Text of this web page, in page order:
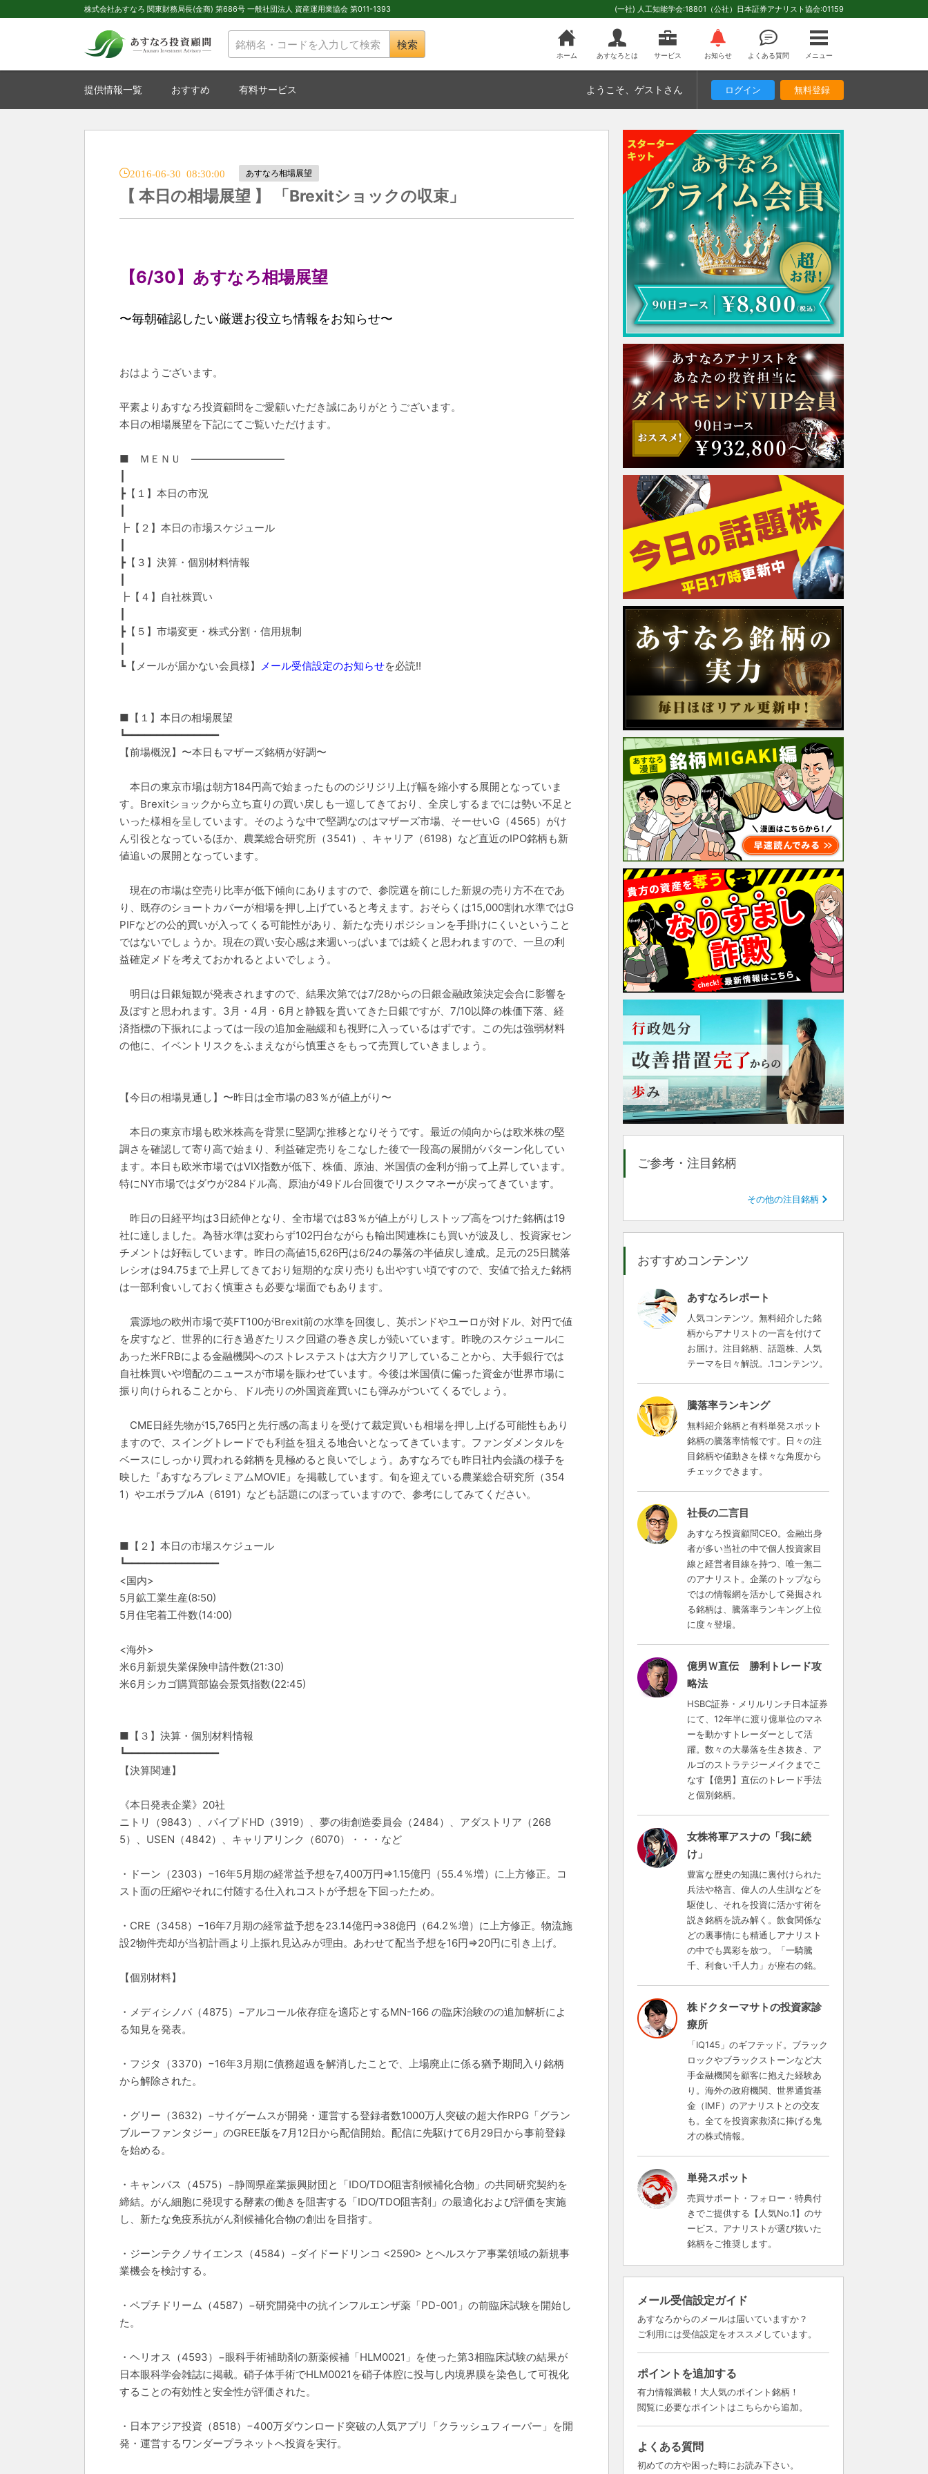
株式会社あすなろ 関東財務局長(金商) 第686号 一般社団法人 資産運用業協会 第011-1393 (一社) 人工知能学会:18801（公社）日本証券アナリスト協会:01159
検索
ホーム あすなろとは サービス お知らせ よくある質問 メニュー
提供情報一覧 おすすめ 有料サービス ようこそ 、ゲストさん ログイン 無料登録
2016-06-30 08:30:00 あすなろ相場展望
【 本日の相場展望 】 「Brexitショックの収束」
【6/30】あすなろ相場展望
〜毎朝確認したい厳選お役立ち情報をお知らせ〜
おはようございます。
平素よりあすなろ投資顧問をご愛顧いただき誠にありがとうございます。
本日の相場展望を下記にてご覧いただけます。
■ ＭＥＮＵ ―――――――――
┣【１】本日の市況
┣【２】本日の市場スケジュール
┣【３】決算・個別材料情報
┣【４】自社株買い
┣【５】市場変更・株式分割・信用規制
┗【メールが届かない会員様】 メール受信設定のお知らせを必読!!
■【１】本日の相場展望
┗━━━━━━━━━━━━━━━
【前場概況】〜本日もマザーズ銘柄が好調〜
本日の東京市場は朝方184円高で始まったもののジリジリ上げ幅を縮小する展開となっていま
す。Brexitショックから立ち直りの買い戻しも一巡してきており、全戻しするまでには勢い不足と
いった様相を呈しています。そのような中で堅調なのはマザーズ市場、そーせいG（4565）がけ
ん引役となっているほか、農業総合研究所（3541）、キャリア（6198）など直近のIPO銘柄も新
値追いの展開となっています。
現在の市場は空売り比率が低下傾向にありますので、参院選を前にした新規の売り方不在であ
り、既存のショートカバーが相場を押し上げていると考えます。おそらくは15,000割れ水準ではG
PIFなどの公的買いが入ってくる可能性があり、新たな売りポジションを手掛けにくいということ
ではないでしょうか。現在の買い安心感は来週いっぱいまでは続くと思われますので、一旦の利
益確定メドを考えておかれるとよいでしょう。
明日は日銀短観が発表されますので、結果次第では7/28からの日銀金融政策決定会合に影響を
及ぼすと思われます。3月・4月・6月と静観を貫いてきた日銀ですが、7/10以降の株価下落、経
済指標の下振れによっては一段の追加金融緩和も視野に入っているはずです。この先は強弱材料
の他に、イベントリスクをふまえながら慎重さをもって売買していきましょう。
【今日の相場見通し】〜昨日は全市場の83％が値上がり〜
本日の東京市場も欧米株高を背景に堅調な推移となりそうです。最近の傾向からは欧米株の堅
調さを確認して寄り高で始まり、利益確定売りをこなした後で一段高の展開がパターン化してい
ます。本日も欧米市場ではVIX指数が低下、株価、原油、米国債の金利が揃って上昇しています。
特にNY市場ではダウが284ドル高、原油が49ドル台回復でリスクマネーが戻ってきています。
昨日の日経平均は3日続伸となり、全市場では83％が値上がりしストップ高をつけた銘柄は19
社に達しました。為替水準は変わらず102円台ながらも輸出関連株にも買いが波及し、投資家セン
チメントは好転しています。昨日の高値15,626円は6/24の暴落の半値戻し達成。足元の25日騰落
レシオは94.75まで上昇してきており短期的な戻り売りも出やすい頃ですので、安値で拾えた銘柄
は一部利食いしておく慎重さも必要な場面でもあります。
震源地の欧州市場で英FT100がBrexit前の水準を回復し、英ポンドやユーロが対ドル、対円で値
を戻すなど、世界的に行き過ぎたリスク回避の巻き戻しが続いています。昨晩のスケジュールに
あった米FRBによる金融機関へのストレステストは大方クリアしていることから、大手銀行では
自社株買いや増配のニュースが市場を賑わせています。今後は米国債に偏った資金が世界市場に
振り向けられることから、ドル売りの外国資産買いにも弾みがついてくるでしょう。
CME日経先物が15,765円と先行感の高まりを受けて裁定買いも相場を押し上げる可能性もあり
ますので、スイングトレードでも利益を狙える地合いとなってきています。ファンダメンタルを
ベースにしっかり買われる銘柄を見極めると良いでしょう。あすなろでも昨日社内会議の様子を
映した『あすなろプレミアムMOVIE』を掲載しています。旬を迎えている農業総合研究所（354
1）やエボラブルA（6191）なども話題にのぼっていますので、参考にしてみてください。
■【２】本日の市場スケジュール
┗━━━━━━━━━━━━━━━
<国内>
5月鉱工業生産(8:50)
5月住宅着工件数(14:00)
<海外>
米6月新規失業保険申請件数(21:30)
米6月シカゴ購買部協会景気指数(22:45)
■【３】決算・個別材料情報
┗━━━━━━━━━━━━━━━
【決算関連】
《本日発表企業》20社
ニトリ（9843）、パイプドHD（3919）、夢の街創造委員会（2484）、アダストリア（268
5）、USEN（4842）、キャリアリンク（6070）・・・など
・ドーン（2303）−16年5月期の経常益予想を7,400万円⇒1.15億円（55.4％増）に上方修正。コ
スト面の圧縮やそれに付随する仕入れコストが予想を下回ったため。
・CRE（3458）−16年7月期の経常益予想を23.14億円⇒38億円（64.2％増）に上方修正。物流施
設2物件売却が当初計画より上振れ見込みが理由。あわせて配当予想を16円⇒20円に引き上げ。
【個別材料】
・メディシノバ（4875）−アルコール依存症を適応とするMN-166 の臨床治験のの追加解析によ
る知見を発表。
・フジタ（3370）−16年3月期に債務超過を解消したことで、上場廃止に係る猶予期間入り銘柄
から解除された。
・グリー（3632）−サイゲームスが開発・運営する登録者数1000万人突破の超大作RPG「グラン
ブルーファンタジー」のGREE版を7月12日から配信開始。配信に先駆けて6月29日から事前登録
を始める。
・キャンバス（4575）−静岡県産業振興財団と「IDO/TDO阻害剤候補化合物」の共同研究契約を
締結。がん細胞に発現する酵素の働きを阻害する「IDO/TDO阻害剤」の最適化および評価を実施
し、新たな免疫系抗がん剤候補化合物の創出を目指す。
・ジーンテクノサイエンス（4584）−ダイドードリンコ <2590> とヘルスケア事業領域の新規事
業機会を検討する。
・ペプチドリーム（4587）−研究開発中の抗インフルエンザ薬「PD-001」の前臨床試験を開始し
た。
・ヘリオス（4593）−眼科手術補助剤の新薬候補「HLM0021」を使った第3相臨床試験の結果が
日本眼科学会雑誌に掲載。硝子体手術でHLM0021を硝子体腔に投与し内境界膜を染色して可視化
することの有効性と安全性が評価された。
・日本アジア投資（8518）−400万ダウンロード突破の人気アプリ「クラッシュフィーバー」を開
発・運営するワンダープラネットへ投資を実行。
ご参考・注目銘柄
その他の注目銘柄
おすすめコンテンツ
あすなろレポート
人気コンテンツ。無料紹介した銘
柄からアナリストの一言を付けて
お届け。注目銘柄、話題株、人気
テーマを日々解説。.1コンテンツ。
騰落率ランキング
無料紹介銘柄と有料単発スポット
銘柄の騰落率情報です。日々の注
目銘柄や値動きを様々な角度から
チェックできます。
社長の二言目
あすなろ投資顧問CEO。金融出身
者が多い当社の中で個人投資家目
線と経営者目線を持つ、唯一無二
のアナリスト。企業のトップなら
ではの情報網を活かして発掘され
る銘柄は、騰落率ランキング上位
に度々登場。
億男Ｗ直伝 勝利トレード攻
略法
HSBC証券・メリルリンチ日本証券
にて、12年半に渡り億単位のマネ
ーを動かすトレーダーとして活
躍。数々の大暴落を生き抜き、ア
ルゴのストラテジーメイクまでこ
なす【億男】直伝のトレード手法
と個別銘柄。
女株将軍アスナの「我に続
け」
豊富な歴史の知識に裏付けられた
兵法や格言、偉人の人生訓などを
駆使し、それを投資に活かす術を
説き銘柄を読み解く。飲食関係な
どの裏事情にも精通しアナリスト
の中でも異彩を放つ。「一騎騰
千、利食い千人力」が座右の銘。
株ドクターマサトの投資家診
療所
「IQ145」のギフテッド。ブラック
ロックやブラックストーンなど大
手金融機関を顧客に抱えた経験あ
り。海外の政府機関、世界通貨基
金（IMF）のアナリストとの交友
も。全てを投資家救済に捧げる鬼
才の株式情報。
単発スポット
売買サポート・フォロー・特典付
きでご提供する【人気No.1】のサ
ービス。アナリストが選び抜いた
銘柄をご推奨します。
メール受信設定ガイド
あすなろからのメールは届いていますか？
ご利用には受信設定をオススメしています。
ポイントを追加する
有力情報満載！大人気のポイント銘柄！
閲覧に必要なポイントはこちらから追加。
よくある質問
初めての方や困った時にお読み下さい。